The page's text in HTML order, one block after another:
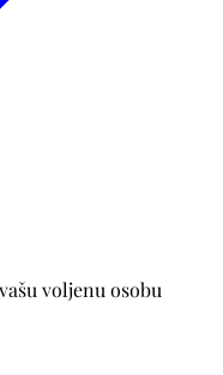
voljenu osobu